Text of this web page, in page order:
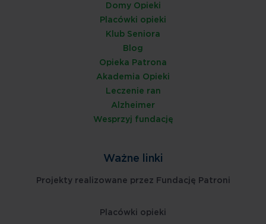
Domy Opieki
Placówki opieki
Klub Seniora
Blog
Opieka Patrona
Akademia Opieki
Leczenie ran
Alzheimer
Wesprzyj fundację
Ważne linki
Projekty realizowane przez Fundację Patroni
Placówki opieki